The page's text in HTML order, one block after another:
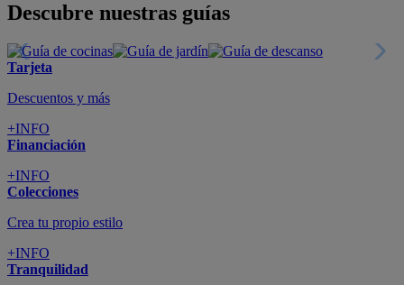
Descubre nuestras guías
Tarjeta
Descuentos y más
+INFO
Financiación
+INFO
Colecciones
Crea tu propio estilo
+INFO
Tranquilidad